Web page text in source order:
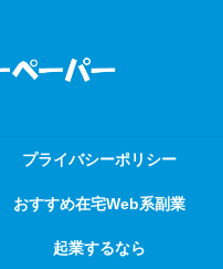
プライバシーポリシー
おすすめ在宅Web系副業
起業するなら